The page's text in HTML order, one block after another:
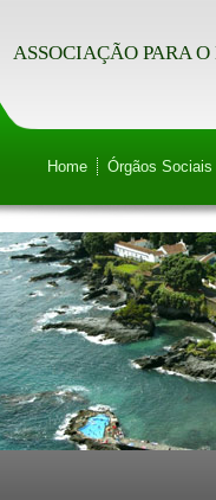
ASSOCIAÇÃO PARA
Home Órgãos Sociais